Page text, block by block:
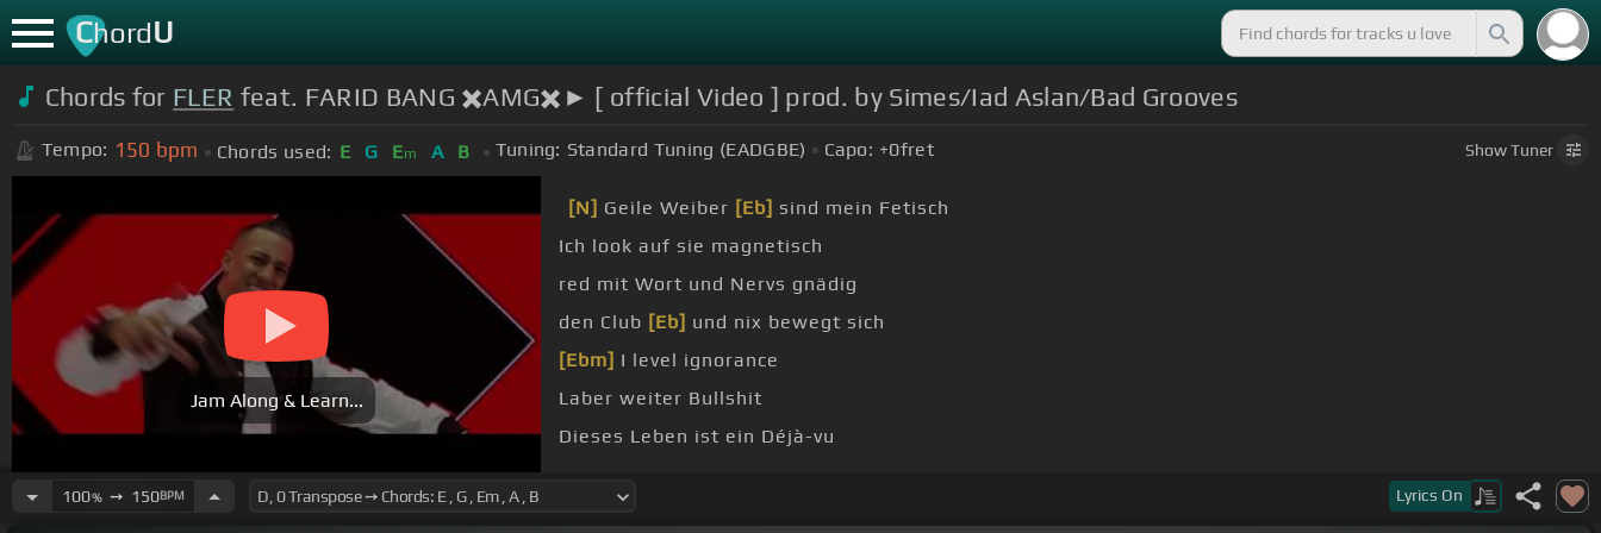
ChordU
Chords for FLER feat. FARID BANG ✖️AMG✖️► [ official Video ] prod. by Simes/Iad Aslan/Bad Grooves
Tempo: 150 bpm Chords used: E G Em A B Tuning: Standard Tuning (EADGBE) Capo: +0fret ShowTuner
Jam Along & Learn...
[N] Geile Weiber [Eb] sind mein Fetisch
Ich look auf sie magnetisch
red mit Wort und Nervs gnädig
den Club [Eb] und nix bewegt sich
[Ebm] I level ignorance
Laber weiter Bullshit
Dieses Leben ist ein Déjà-vu
100%➙ 150BPM Lyrics On